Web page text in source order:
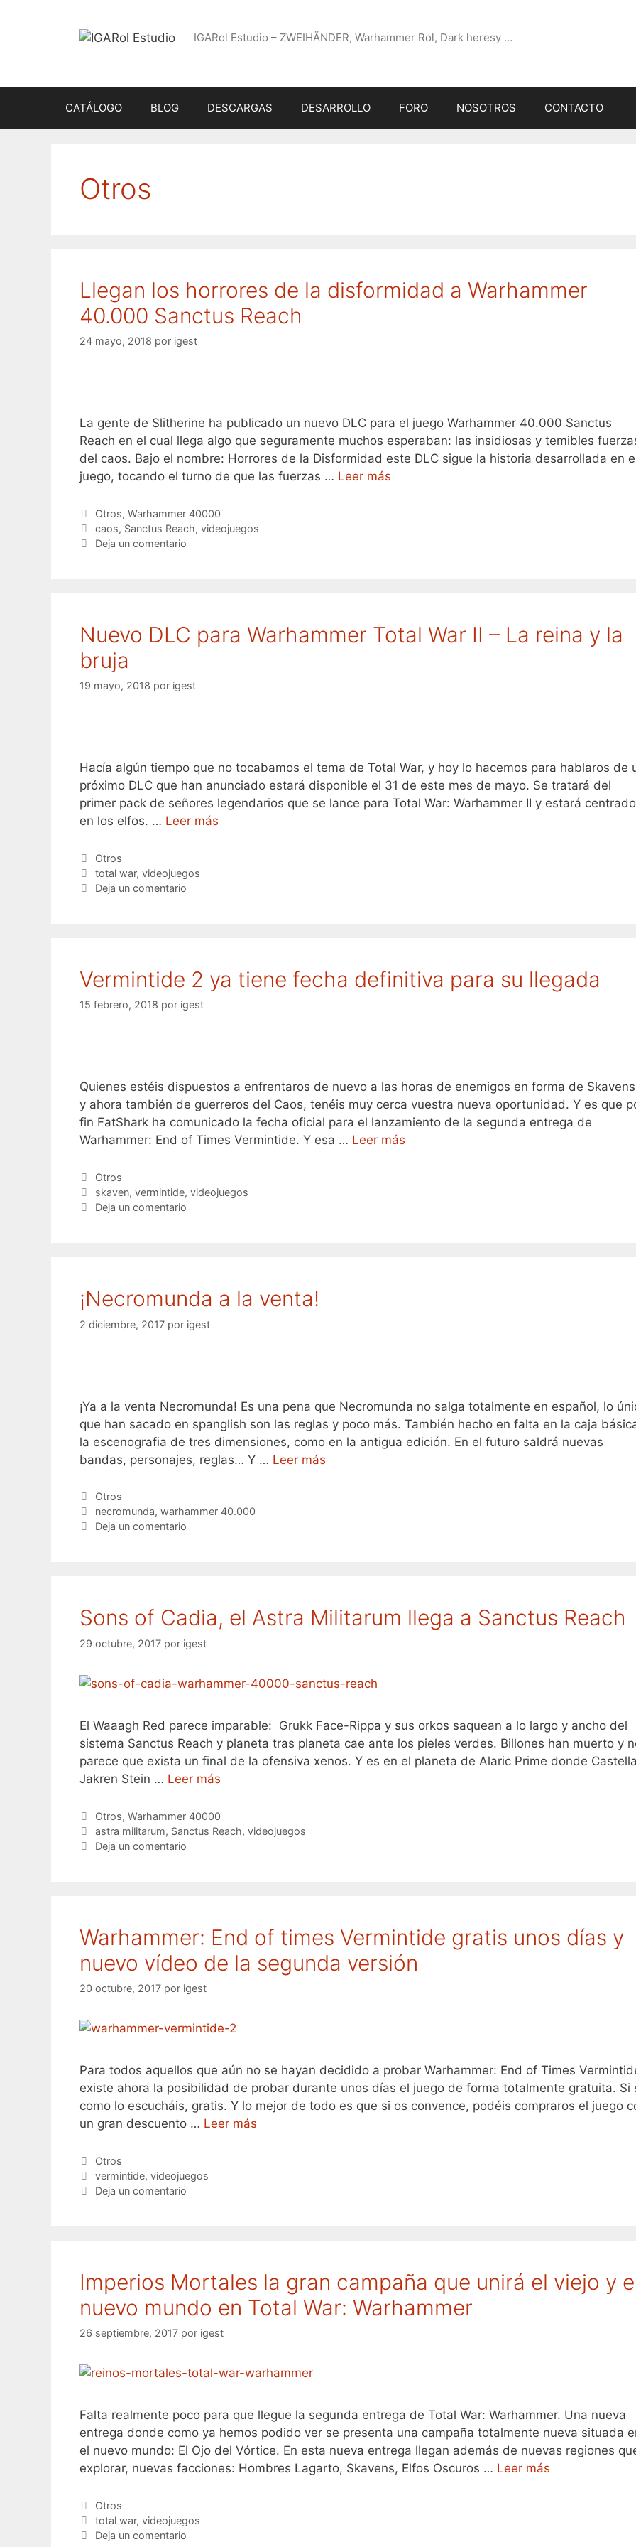
IGARol Estudio – ZWEIHÄNDER, Warhammer Rol, Dark heresy …
CATÁLOGO BLOG DESCARGAS DESARROLLO FORO NOSOTROS CONTACTO
Otros
Llegan los horrores de la disformidad a Warhammer
40.000 Sanctus Reach
24 mayo, 2018 por igest
La gente de Slitherine ha publicado un nuevo DLC para el juego Warhammer 40.000 Sanctus
Reach en el cual llega algo que seguramente muchos esperaban: las insidiosas y temibles
del caos. Bajo el nombre: Horrores de la Disformidad este DLC sigue la historia desarrollada en
juego, tocando el turno de que las fuerzas … Leer más
Categorías
Otros, Warhammer 40000
Etiquetas
caos, Sanctus Reach, videojuegos
Deja un comentario
Nuevo DLC para Warhammer Total War II – La reina y la
bruja
19 mayo, 2018 por igest
Hacía algún tiempo que no tocabamos el tema de Total War, y hoy lo hacemos para hablaros de
próximo DLC que han anunciado estará disponible el 31 de este mes de mayo. Se tratará del
primer pack de señores legendarios que se lance para Total War: Warhammer II y estará centrado
en los elfos. … Leer más
Categorías
Otros
Etiquetas
total war, videojuegos
Deja un comentario
Vermintide 2 ya tiene fecha definitiva para su llegada
15 febrero, 2018 por igest
Quienes estéis dispuestos a enfrentaros de nuevo a las horas de enemigos en forma de
y ahora también de guerreros del Caos, tenéis muy cerca vuestra nueva oportunidad. Y es que
fin FatShark ha comunicado la fecha oficial para el lanzamiento de la segunda entrega de
Warhammer: End of Times Vermintide. Y esa … Leer más
Categorías
Otros
Etiquetas
skaven, vermintide, videojuegos
Deja un comentario
¡Necromunda a la venta!
2 diciembre, 2017 por igest
¡Ya a la venta Necromunda! Es una pena que Necromunda no salga totalmente en español, lo
que han sacado en spanglish son las reglas y poco más. También hecho en falta en la caja
la escenografia de tres dimensiones, como en la antigua edición. En el futuro saldrá nuevas
bandas, personajes, reglas… Y … Leer más
Categorías
Otros
Etiquetas
necromunda, warhammer 40.000
Deja un comentario
Sons of Cadia, el Astra Militarum llega a Sanctus Reach
29 octubre, 2017 por igest
El Waaagh Red parece imparable: Grukk Face-Rippa y sus orkos saquean a lo largo y ancho del
sistema Sanctus Reach y planeta tras planeta cae ante los pieles verdes. Billones han muerto y
parece que exista un final de la ofensiva xenos. Y es en el planeta de Alaric Prime donde
Jakren Stein … Leer más
Categorías
Otros, Warhammer 40000
Etiquetas
astra militarum, Sanctus Reach, videojuegos
Deja un comentario
Warhammer: End of times Vermintide gratis unos días y
nuevo vídeo de la segunda versión
20 octubre, 2017 por igest
Para todos aquellos que aún no se hayan decidido a probar Warhammer: End of Times
existe ahora la posibilidad de probar durante unos días el juego de forma totalmente gratuita. Si
como lo escucháis, gratis. Y lo mejor de todo es que si os convence, podéis compraros el juego
un gran descuento … Leer más
Categorías
Otros
Etiquetas
vermintide, videojuegos
Deja un comentario
Imperios Mortales la gran campaña que unirá el viejo y
nuevo mundo en Total War: Warhammer
26 septiembre, 2017 por igest
Falta realmente poco para que llegue la segunda entrega de Total War: Warhammer. Una nueva
entrega donde como ya hemos podido ver se presenta una campaña totalmente nueva situada
el nuevo mundo: El Ojo del Vórtice. En esta nueva entrega llegan además de nuevas regiones
explorar, nuevas facciones: Hombres Lagarto, Skavens, Elfos Oscuros … Leer más
Categorías
Otros
Etiquetas
total war, videojuegos
Deja un comentario